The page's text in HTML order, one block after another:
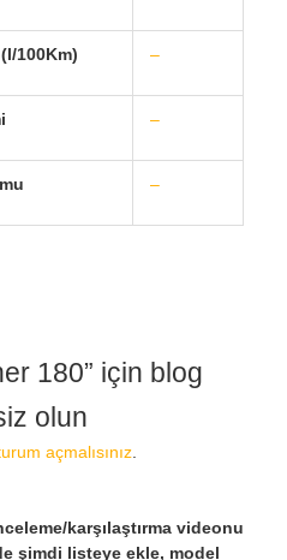
100Km) –
–
–
180” için blog
olun
açmalısınız.
karşılaştırma videonu
şimdi listeye ekle, model